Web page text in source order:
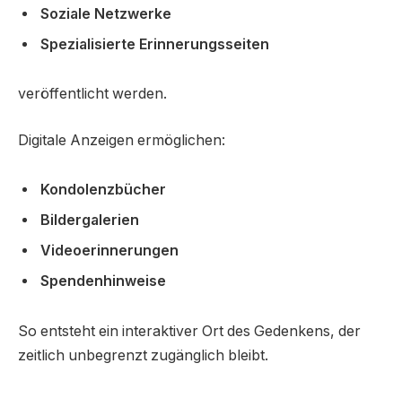
Soziale Netzwerke
Spezialisierte Erinnerungsseiten
veröffentlicht werden.
Digitale Anzeigen ermöglichen:
Kondolenzbücher
Bildergalerien
Videoerinnerungen
Spendenhinweise
So entsteht ein interaktiver Ort des Gedenkens, der
zeitlich unbegrenzt zugänglich bleibt.